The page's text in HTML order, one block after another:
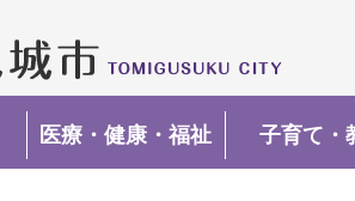
医療・健康・福祉 子育て・